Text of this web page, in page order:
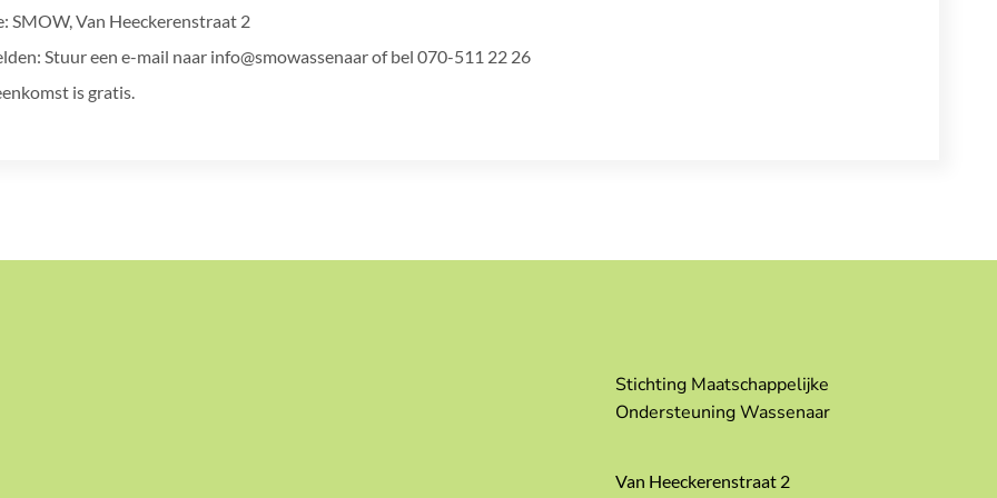
SMOW, Van Heeckerenstraat 2
Stuur een e-mail naar info@smowassenaar of bel 070-511 22 26
is gratis.
Stichting Maatschappelijke
Ondersteuning Wassenaar
Van Heeckerenstraat 2